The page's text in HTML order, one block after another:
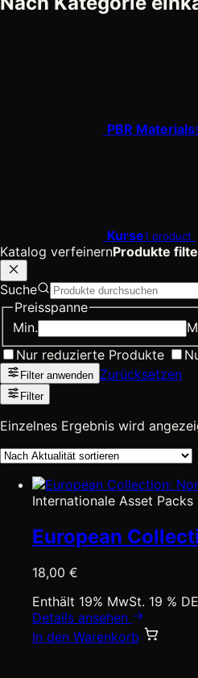
PBR Materials
Kurse1 product
Katalog verfeinernProdukte
Suche
Preisspanne
Min.
Nur reduzierte Produkte
Filter anwenden Zurücksetzen
Filter
Einzelnes Ergebnis wird
Internationale Asset Packs
European
18,00 €
Enthält 19% MwSt. 19 % DE
Details ansehen
In den Warenkorb